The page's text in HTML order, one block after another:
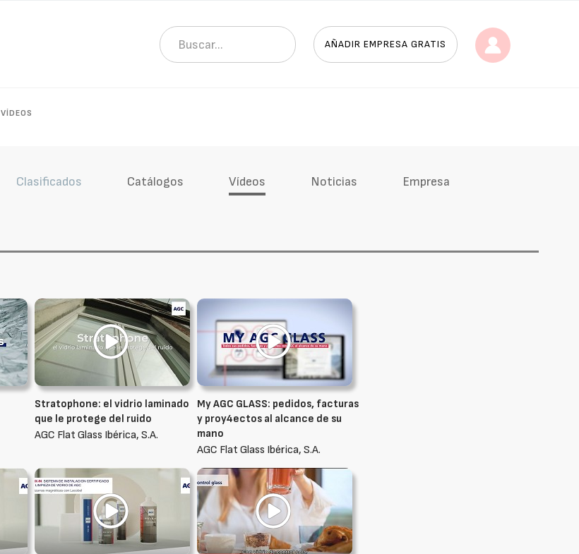
AÑADIR EMPRESA GRATIS
VÍDEOS
Clasificados Catálogos Vídeos Noticias Empresa
Stratophone: el vidrio laminado
que le protege del ruido
AGC Flat Glass Ibérica, S.A.
My AGC GLASS: pedidos, facturas
y proy4ectos al alcance de su
mano
AGC Flat Glass Ibérica, S.A.